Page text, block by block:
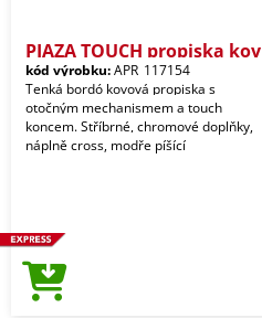
PIAZA TOUCH propiska kov
kód výrobku:APR_117154
Tenká bordó kovová propiska s
otočným mechanismem a touch
koncem. Stříbrné, chromové doplňky,
náplně cross, modře píšící